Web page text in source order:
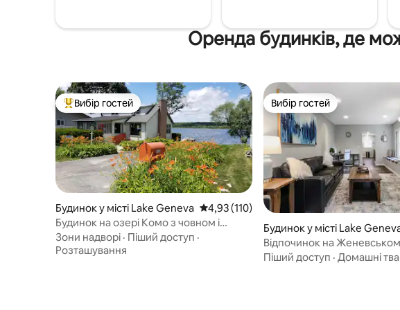
Оренда будинків, де
Топ вибір гостей
Вибір гостей
Будинок у місті Lake Geneva Середня оцінка: 4,93 з 5, відгуки: 110
4,93 (110)
Будинок на озері Комо з човном і
мотором
Зони надворі · Піший доступ ·
Розташування
Вибір гостей
Вибір гостей
Будинок у місті Lake
Відпочинок на
можна з домашніми
Піший доступ · Домашні